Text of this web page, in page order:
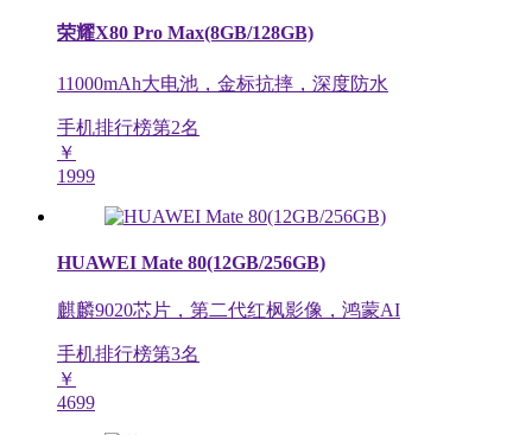
荣耀X80 Pro Max(8GB/128GB)
11000mAh大电池，金标抗摔，深度防水
手机排行榜第2名
￥
1999
HUAWEI Mate 80(12GB/256GB)
麒麟9020芯片，第二代红枫影像，鸿蒙AI
手机排行榜第3名
￥
4699